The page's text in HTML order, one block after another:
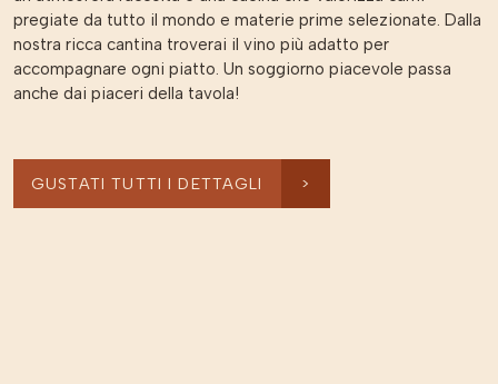
pregiate da tutto il mondo e materie prime selezionate. Dalla
nostra ricca cantina troverai il vino più adatto per
accompagnare ogni piatto. Un soggiorno piacevole passa
anche dai piaceri della tavola!
GUSTATI TUTTI I DETTAGLI >